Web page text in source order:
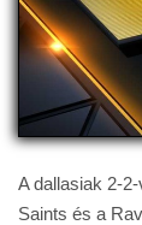
A dallasiak 2-
Saints és a